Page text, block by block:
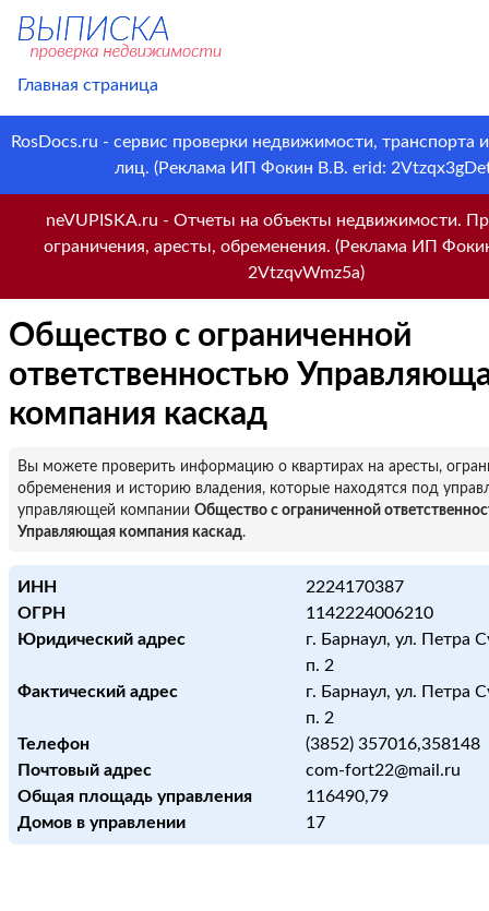
Главная страница
RosDocs.ru - сервис проверки недвижимости, транспорта
лиц. (Реклама ИП Фокин В.В. erid:
neVUPISKA.ru - Отчеты на объекты недвижимости.
ограничения, аресты, обременения. (Реклама ИП
2VtzqvWmz5a)
Общество с ограниченной
ответственностью
компания каскад
Вы можете проверить информацию о квартирах на аресты,
обременения и историю владения, которые находятся под
управляющей компании Общество с ограниченной
Управляющая компания каскад.
ИНН
2224170387
ОГРН
1142224006210
Юридический адрес
г. Барнаул, ул. Петра
п. 2
Фактический адрес
г. Барнаул, ул. Петра
п. 2
Телефон
(3852) 357016,358148
Почтовый адрес
com-fort22@mail.ru
Общая площадь управления
116490,79
Домов в управлении
17